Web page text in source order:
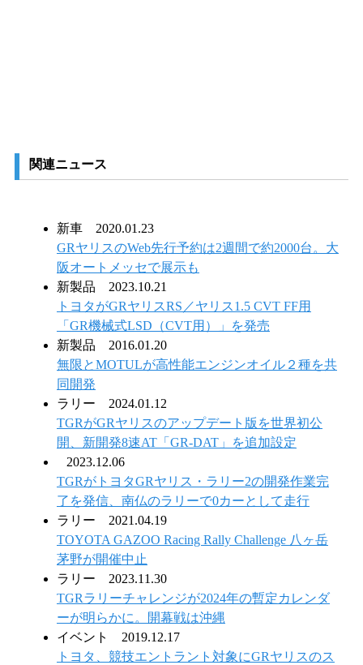
関連ニュース
新車
2020.01.23
GRヤリスのWeb先行予約は2週間で約2000台。大
阪オートメッセで展示も
新製品
2023.10.21
トヨタがGRヤリスRS／ヤリス1.5 CVT FF用
「GR機械式LSD（CVT用）」を発売
新製品
2016.01.20
無限とMOTULが高性能エンジンオイル２種を共
同開発
ラリー
2024.01.12
TGRがGRヤリスのアップデート版を世界初公
開、新開発8速AT「GR-DAT」を追加設定
2023.12.06
TGRがトヨタGRヤリス・ラリー2の開発作業完
了を発信、南仏のラリーで0カーとして走行
ラリー
2021.04.19
TOYOTA GAZOO Racing Rally Challenge 八ヶ岳
茅野が開催中止
ラリー
2023.11.30
TGRラリーチャレンジが2024年の暫定カレンダ
ーが明らかに。開幕戦は沖縄
イベント
2019.12.17
トヨタ、競技エントラント対象にGRヤリスのス